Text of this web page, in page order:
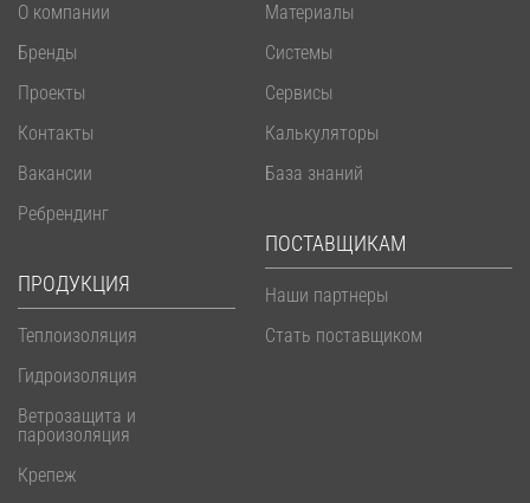
О компании
Бренды
Проекты
Контакты
Вакансии
Ребрендинг
ПРОДУКЦИЯ
Теплоизоляция
Гидроизоляция
Ветрозащита и
пароизоляция
Крепеж
Материалы
Системы
Сервисы
Калькуляторы
База знаний
ПОСТАВЩИКАМ
Наши партнеры
Стать поставщиком